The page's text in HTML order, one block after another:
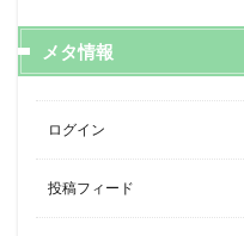
メタ情報
ログイン
投稿フィード